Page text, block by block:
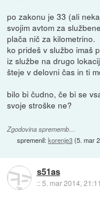
po zakonu je 33 (ali
svojim avtom za
plača nič za kilometrino.
ko prideš v službo imaš
iz službe na drugo
šteje v delovni čas in ti
bilo bi čudno, če bi se
svoje stroške ne?
Zgodovina sprememb…
spremenil:korenje3(5. mar
s51as
::5. mar 2014, 21:11